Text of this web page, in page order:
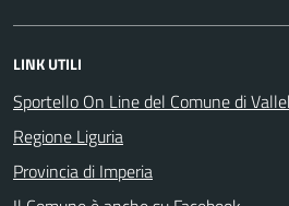
LINK UTILI
Sportello On Line del Comune di
Regione Liguria
Provincia di Imperia